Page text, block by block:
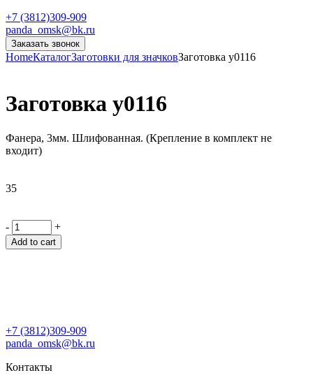
+7 (3812)309-909
panda_omsk@bk.ru
Заказать звонок
HomeКаталогЗаготовки для значковЗаготовка y0116
Заготовка y0116
Фанера, 3мм. Шлифованная. (Крепление в комплект не
входит)
35
- +
Add to cart
+7 (3812)309-909
panda_omsk@bk.ru
Контакты